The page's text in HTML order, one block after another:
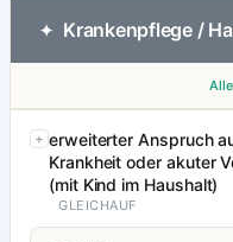
✦ Krankenpflege /
erweiterter Anspruch
Krankheit oder akuter
(mit Kind im Haushalt)
GLEICHAUF